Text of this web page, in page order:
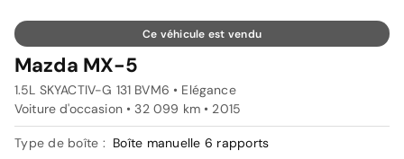
Ce véhicule est vendu
Mazda MX-5
1.5L SKYACTIV-G 131 BVM6 • Elégance
Voiture d'occasion • 32 099 km • 2015
Type de boîte : Boîte manuelle 6 rapports